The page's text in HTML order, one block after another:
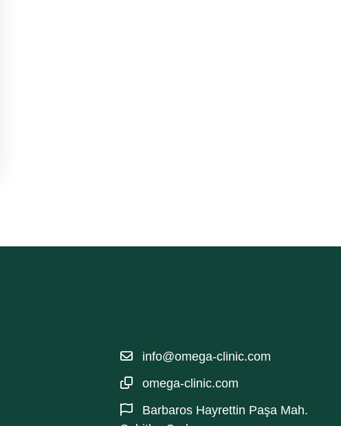
info@omega-clinic.com
omega-clinic.com
Barbaros Hayrettin Paşa Mah.